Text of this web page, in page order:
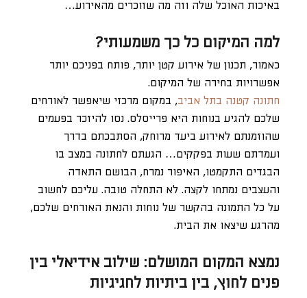
באיכות האוכל שלה וזה מה שזוכרים מהאירוע…
למה המיקום כל כך משמעותי?
כאמור, תכנון של אירוע קטן יותר, פותח בפניכם יותר
אפשרויות בחירה של המיקום.
חתונה קטנה בתל אביב, במקום מרכזי שיאפשר לאורחים
שלכם להגיע בנוחות היא פרייסלס. נסו להיזכר בפעמים
שהוזמנתם לאירוע ביעד מרוחק, הסתבכתם בדרך
ועמדתם שעות בפקקים… הגעתם לחתונה במצב בו
הבגדים התקמטו, האיפור נמרח, הבושם התאדה
והעצבים נמתחו לקצה. לא התחלה טובה. עליכם לחשוב
על כל התמונה בהקשר של נוחות והנאת האורחים שלכם,
מהרגע שיצאו את הבית.
נמצא המקום המושלם: שילוב אידיאלי בין
פנים לחוץ, בין ביתיות לחגיגיות